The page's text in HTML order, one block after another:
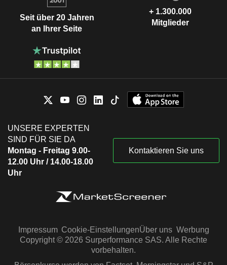
Seit über 20 Jahren
an Ihrer Seite
+ 1.300.000
Mitglieder
UNSERE EXPERTEN
SIND FÜR SIE DA
Montag - Freitag 9.00-
12.00 Uhr / 14.00-18.00
Uhr
Kontaktieren Sie uns
Impressum Cookie-EinstellungenÜber uns Werbung
Copyright © 2026 Surperformance SAS. Alle Rechte
vorbehalten.